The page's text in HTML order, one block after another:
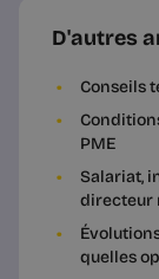
D'autres
Conseils
PME
Salariat,
directeur
quelles